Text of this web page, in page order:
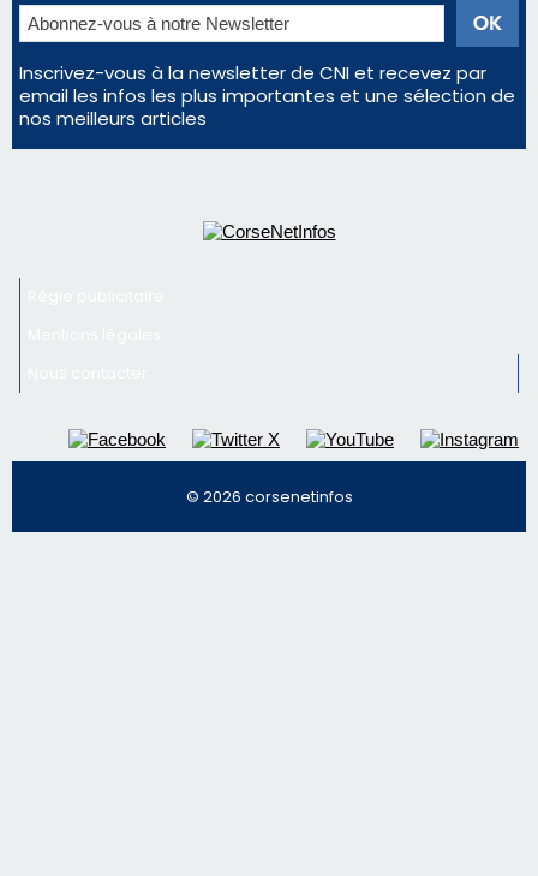
Régie publicitaire
Mentions légales
Nous contacter